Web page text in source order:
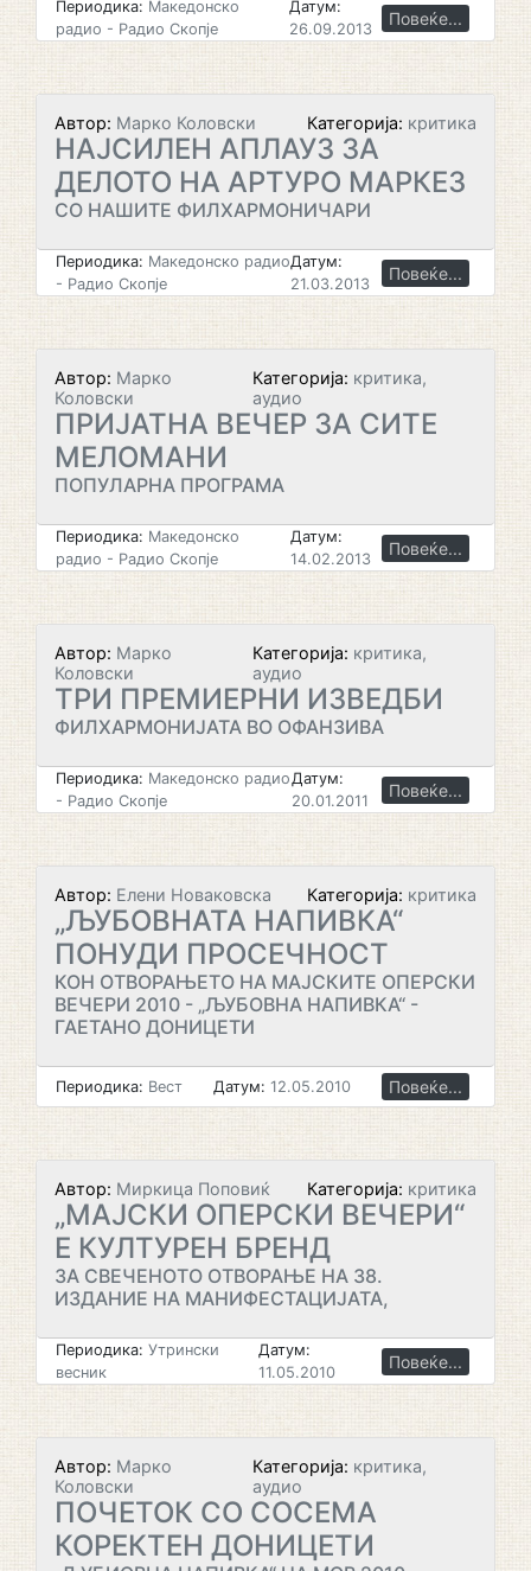
Периодика: Македонско
радио - Радио Скопје
Датум:
26.09.2013
Повеќе...
Автор: Марко Коловски Категорија: критика
НАЈСИЛЕН АПЛАУЗ ЗА
ДЕЛОТО НА АРТУРО МАРКЕЗ
СО НАШИТЕ ФИЛХАРМОНИЧАРИ
Периодика: Македонско радио
- Радио Скопје
Датум:
21.03.2013
Повеќе...
Автор: Марко
Коловски
Категорија: критика,
аудио
ПРИЈАТНА ВЕЧЕР ЗА СИТЕ
МЕЛОМАНИ
ПОПУЛАРНА ПРОГРАМА
Периодика: Македонско
радио - Радио Скопје
Датум:
14.02.2013
Повеќе...
Автор: Марко
Коловски
Категорија: критика,
аудио
ТРИ ПРЕМИЕРНИ ИЗВЕДБИ
ФИЛХАРМОНИЈАТА ВО ОФАНЗИВА
Периодика: Македонско радио
- Радио Скопје
Датум:
20.01.2011
Повеќе...
Автор: Елени Новаковска Категорија: критика
„ЉУБОВНАТА НАПИВКА“
ПОНУДИ ПРОСЕЧНОСТ
КОН ОТВОРАЊЕТО НА МАЈСКИТЕ ОПЕРСКИ
ВЕЧЕРИ 2010 - „ЉУБОВНА НАПИВКА“ -
ГАЕТАНО ДОНИЦЕТИ
Периодика: Вест Датум: 12.05.2010 Повеќе...
Автор: Миркица Поповиќ Категорија: критика
„МАЈСКИ ОПЕРСКИ ВЕЧЕРИ“
Е КУЛТУРЕН БРЕНД
ЗА СВЕЧЕНОТО ОТВОРАЊЕ НА 38.
ИЗДАНИЕ НА МАНИФЕСТАЦИЈАТА,
Периодика: Утрински
весник
Датум:
11.05.2010
Повеќе...
Автор: Марко
Коловски
Категорија: критика,
аудио
ПОЧЕТОК СО СОСЕМА
КОРЕКТЕН ДОНИЦЕТИ